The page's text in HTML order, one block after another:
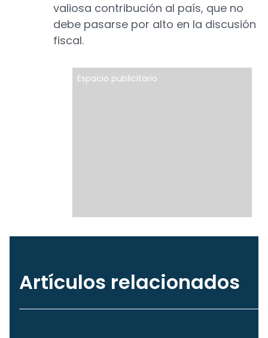
valiosa contribución al país, que no
debe pasarse por alto en la discusión
fiscal.
Espacio publicitario
Artículos relacionados